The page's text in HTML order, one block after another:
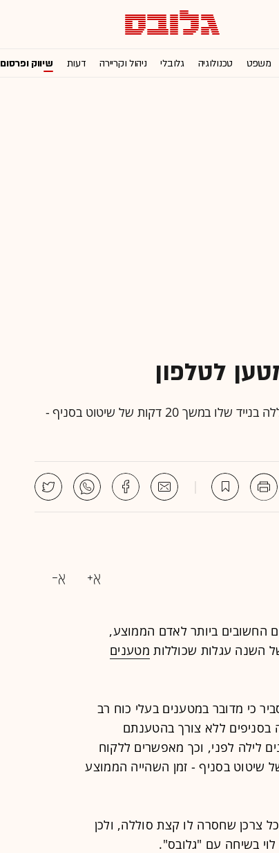
משפט טכנולוגיה גלובלי ניהול וקריירה דעות שיווק ופרסום
לטלפון
המטענים שיוצמדו לעגלות יאפשרו ללקוח להטעין כ-25% מהסוללה בנייד שלו במשך 20 דקות של שיטוט בסניף -
החשובים ביותר לאדם הממוצע,
השנה עגלות שכוללות מטענים
כי מדובר במטענים בעלי כוח רב
העבודה בסניפים ללא צורך בהטענתם
לילה לפני, וכך מאפשרים ללקוח
מהסוללה שלו במשך 20 דקות של שיטוט בסניף - זמן השהייה הממוצע
צרכן שחסרה לו קצת סוללה, ולכן
בשיחה עם "גלובס".